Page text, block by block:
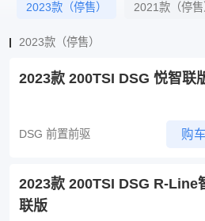
2023款（停售） 2021款（停售
2023款（停售）
2023款 200TSI DSG 悦智联
DSG 前置前驱 购
2023款 200TSI DSG R-Line
联版